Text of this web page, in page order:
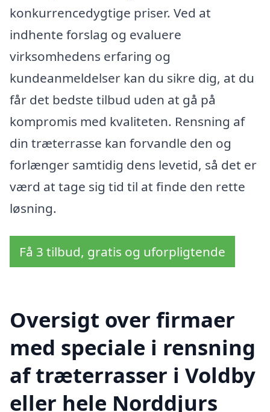
konkurrencedygtige priser. Ved at
indhente forslag og evaluere
virksomhedens erfaring og
kundeanmeldelser kan du sikre dig, at du
får det bedste tilbud uden at gå på
kompromis med kvaliteten. Rensning af
din træterrasse kan forvandle den og
forlænger samtidig dens levetid, så det er
værd at tage sig tid til at finde den rette
løsning.
Få 3 tilbud, gratis og uforpligtende
Oversigt over firmaer
med speciale i rensning
af træterrasser i Voldby
eller hele Norddjurs